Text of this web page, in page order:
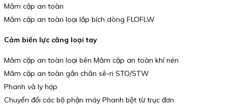
Mâm cặp an toàn
Mâm cặp an toàn loại lắp bích dòng FLOFLW
Cảm biến lực căng loại tay
Mâm cặp an toàn loại bên Mâm cặp an toàn khí nén
Mâm cặp an toàn gắn chân sê-ri STO/STW
Phanh và ly hợp
Chuyển đổi các bộ phận máy Phanh bột từ trục đơn